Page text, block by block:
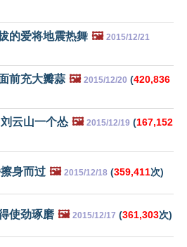
的爱将地震热舞 🖼️ 2015/12/21
前充大瓣蒜 🖼️ 2015/12/20 (420,836
云山一个怂 🖼️ 2015/12/19 (167,152
身而过 🖼️ 2015/12/18 (359,411次)
使劲琢磨 🖼️ 2015/12/17 (361,303次)